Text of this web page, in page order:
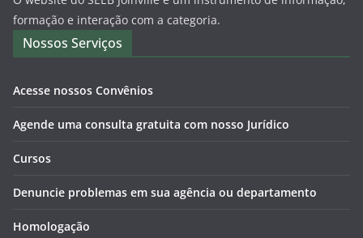
formação e interação com a categoria.
Nossos Serviços
Acesse nossos Convênios
Agende uma consulta gratuita com nosso Jurídico
Cursos
Denuncie problemas em sua agência ou departamento
Homologação